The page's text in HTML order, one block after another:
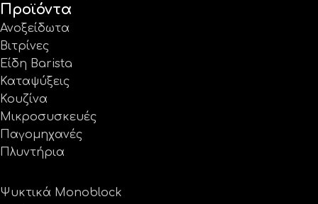
Προϊόντα
Ανοξείδωτα
Βιτρίνες
Είδη Barista
Καταψύξεις
Κουζίνα
Μικροσυσκευές
Παγομηχανές
Πλυντήρια
Ψυκτικά Monoblock